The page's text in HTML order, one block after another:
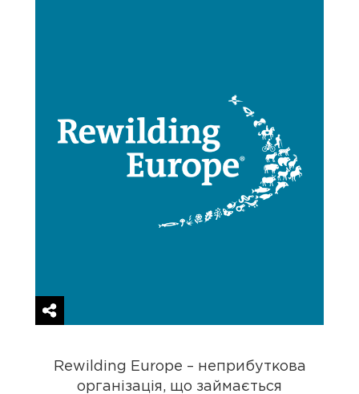
Rewilding Europe – неприбуткова
організація, що займається